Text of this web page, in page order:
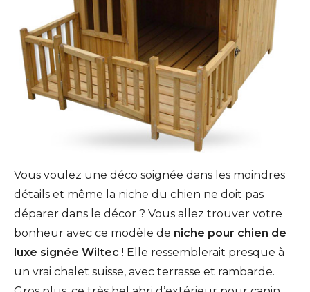
Vous voulez une déco soignée dans les moindres
détails et même la niche du chien ne doit pas
déparer dans le décor ? Vous allez trouver votre
bonheur avec ce modèle de niche pour chien de
luxe signée Wiltec ! Elle ressemblerait presque à
un vrai chalet suisse, avec terrasse et rambarde.